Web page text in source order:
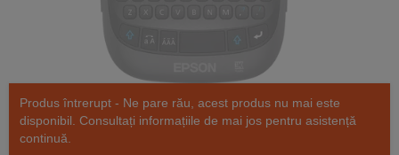
Produs întrerupt - Ne pare rău, acest produs nu mai este
disponibil. Consultați informațiile de mai jos pentru asistență
continuă.